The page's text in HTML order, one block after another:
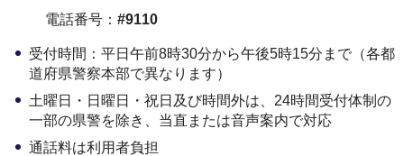
電話番号： #9110
受付時間：平日午前8時30分から午後5時15分まで（各都
道府県警察本部で異なります）
土曜日・日曜日・祝日及び時間外は、24時間受付体制の
一部の県警を除き、当直または音声案内で対応
通話料は利用者負担